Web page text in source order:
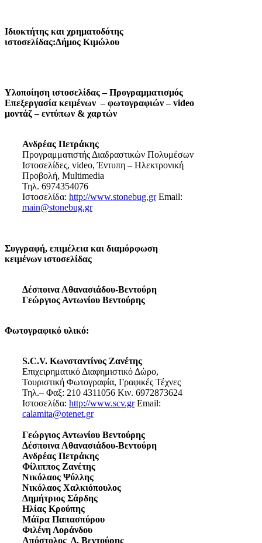
Ιδιοκτήτης και χρηματοδότης
ιστοσελίδας:Δήμος Κιμώλου
Υλοποίηση ιστοσελίδας – Προγραμματισμός
Επεξεργασία κειμένων – φωτογραφιών – video
μοντάζ – εντύπων & χαρτών
Ανδρέας Πετράκης
Προγραμματιστής Διαδραστικών Πολυμέσων
Ιστοσελίδες, video, Έντυπη – Ηλεκτρονική
Προβολή, Multimedia
Τηλ. 6974354076
Ιστοσελίδα: http://www.stonebug.grEmail:
main@stonebug.gr
Συγγραφή, επιμέλεια και διαμόρφωση
κειμένων ιστοσελίδας
Δέσποινα Αθανασιάδου-Βεντούρη
Γεώργιος Αντωνίου Βεντούρης
Φωτογραφικό υλικό:
S.C.V. Κωνσταντίνος Ζανέτης
Επιχειρηματικό Διαφημιστικό Δώρο,
Τουριστική Φωτογραφία, Γραφικές Τέχνες
Τηλ.– Φαξ: 210 4311056 Κιν. 6972873624
Ιστοσελίδα: http://www.scv.grEmail:
calamita@otenet.gr
Γεώργιος Αντωνίου Βεντούρης
Δέσποινα Αθανασιάδου-Βεντούρη
Ανδρέας Πετράκης
Φίλιππος Ζανέτης
Νικόλαος Ψύλλης
Νικόλαος Χαλκιόπουλος
Δημήτριος Σάρδης
Ηλίας Κρούπης
Μάϊρα Παπασπύρου
Φιλένη Λοράνδου
Απόστολος Δ. Βεντούρης